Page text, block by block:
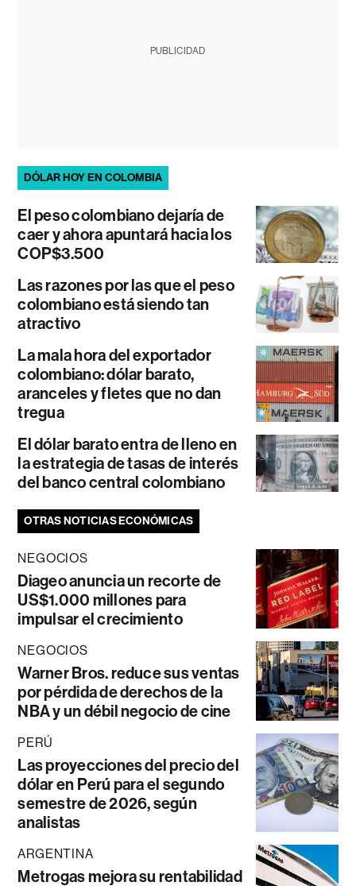
PUBLICIDAD
DÓLAR HOY EN COLOMBIA
El peso colombiano dejaría de
caer y ahora apuntará hacia los
COP$3.500
Las razones por las que el peso
colombiano está siendo tan
atractivo
La mala hora del exportador
colombiano: dólar barato,
aranceles y fletes que no dan
tregua
El dólar barato entra de lleno en
la estrategia de tasas de interés
del banco central colombiano
OTRAS NOTICIAS ECONÓMICAS
NEGOCIOS
Diageo anuncia un recorte de
US$1.000 millones para
impulsar el crecimiento
NEGOCIOS
Warner Bros. reduce sus ventas
por pérdida de derechos de la
NBA y un débil negocio de cine
PERÚ
Las proyecciones del precio del
dólar en Perú para el segundo
semestre de 2026, según
analistas
ARGENTINA
Metrogas mejora su rentabilidad